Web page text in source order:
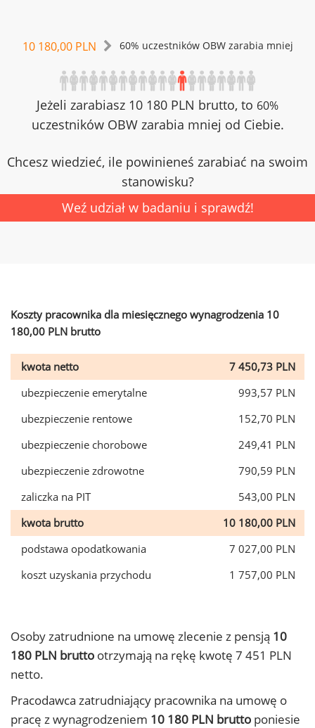
10 180,00 PLN 60% uczestników OBW zarabia mniej
Jeżeli zarabiasz 10 180 PLN brutto, to 60%
uczestników OBW zarabia mniej od Ciebie.
Chcesz wiedzieć, ile powinieneś zarabiać na swoim
stanowisku?
Weź udział w badaniu i sprawdź!
Koszty pracownika dla miesięcznego wynagrodzenia 10
180,00 PLN brutto
kwota netto
7 450,73 PLN
ubezpieczenie emerytalne
993,57 PLN
ubezpieczenie rentowe
152,70 PLN
ubezpieczenie chorobowe
249,41 PLN
ubezpieczenie zdrowotne
790,59 PLN
zaliczka na PIT
543,00 PLN
kwota brutto
10 180,00 PLN
podstawa opodatkowania
7 027,00 PLN
koszt uzyskania przychodu
1 757,00 PLN
Osoby zatrudnione na umowę zlecenie z pensją 10
180 PLN brutto otrzymają na rękę kwotę 7 451 PLN
netto.
Pracodawca zatrudniający pracownika na umowę o
pracę z wynagrodzeniem 10 180 PLN brutto poniesie